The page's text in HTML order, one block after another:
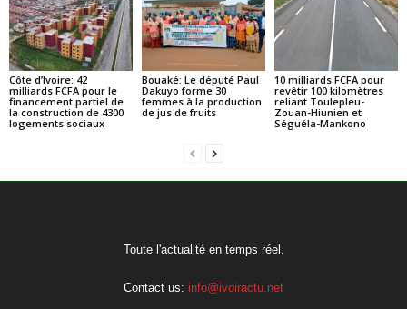
Côte d’Ivoire: 42
milliards FCFA pour le
financement partiel de
la construction de 4300
logements sociaux
Bouaké: Le député Paul
Dakuyo forme 30
femmes à la production
de jus de fruits
10 milliards FCFA pour
revêtir 100 kilomètres
reliant Toulepleu-
Zouan-Hiunien et
Séguéla-Mankono
Toute l'actualité en temps réel.
Contact us: info@ivoiractu.net